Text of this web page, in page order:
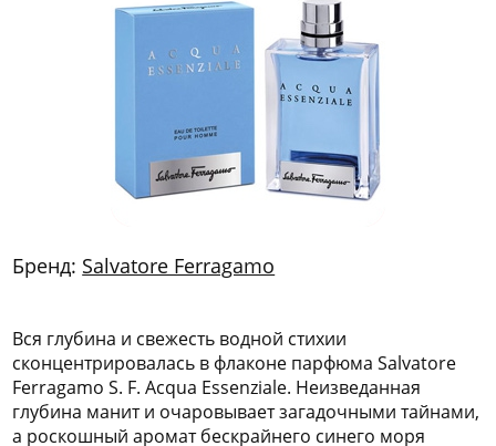
Бренд: Salvatore Ferragamo
Вся глубина и свежесть водной стихии
сконцентрировалась в флаконе парфюма Salvatore
Ferragamo S. F. Acqua Essenziale. Неизведанная
глубина манит и очаровывает загадочными тайнами,
а роскошный аромат бескрайнего синего моря
06